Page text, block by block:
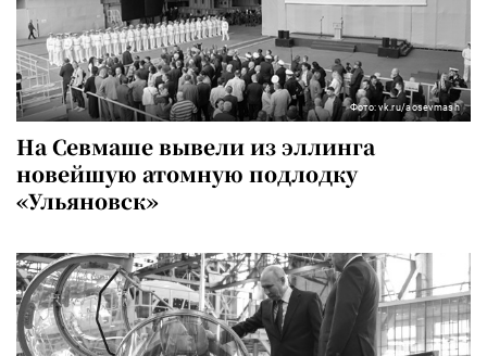
Фото: vk.ru/aosevmash
На Севмаше вывели из эллинга
новейшую атомную подлодку
«Ульяновск»